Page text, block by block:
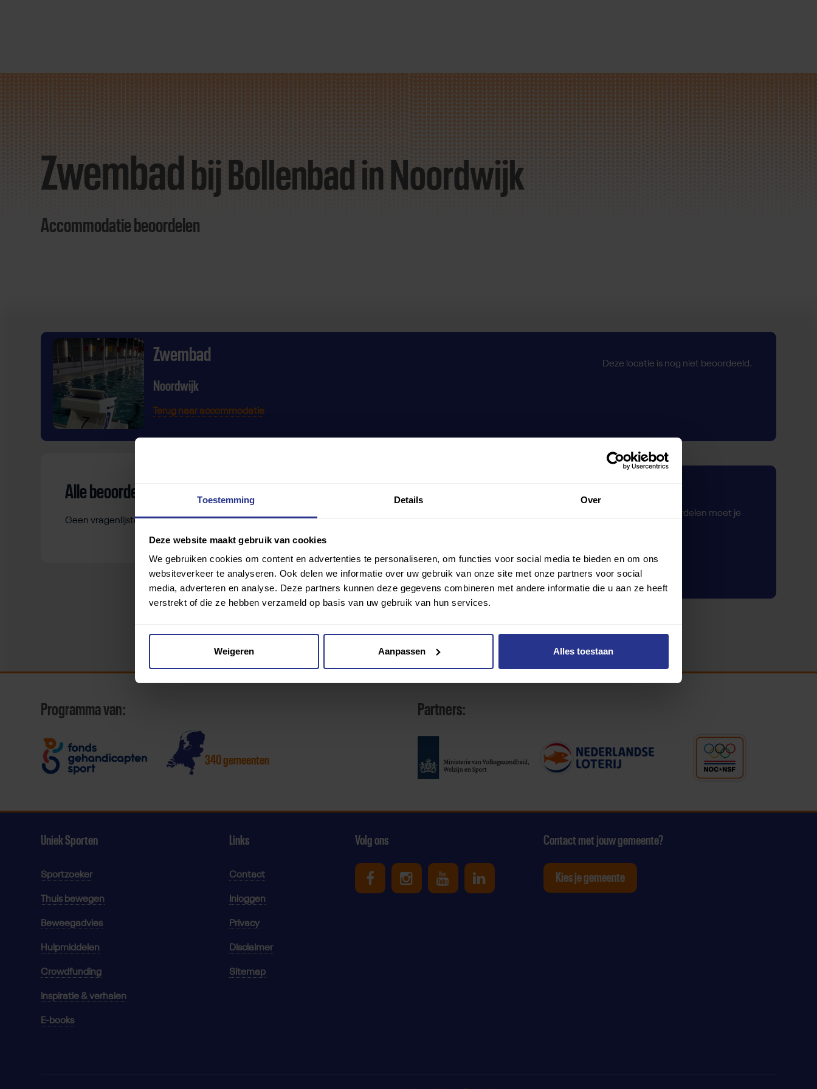
Toestemming Details Over
Deze website maakt gebruik van cookies
We gebruiken cookies om content en advertenties te personaliseren, om functies voor social media te bieden en om ons
websiteverkeer te analyseren. Ook delen we informatie over uw gebruik van onze site met onze partners voor social
media, adverteren en analyse. Deze partners kunnen deze gegevens combineren met andere informatie die u aan ze heeft
verstrekt of die ze hebben verzameld op basis van uw gebruik van hun services.
Weigeren Aanpassen Alles toestaan
Direct
door
contentZwembad bij Bollenbad in Noordwijk
Accommodatie beoordelen
Zwembad
Noordwijk
Terug naar accommodatie
Deze locatie is nog niet beoordeeld.
Alle beoordelingen
Geen vragenlijsten gevonden.
Om deze sportruimte te beoordelen moet je
Inloggen
Programma van:
340 gemeenten
Partners:
Uniek Sporten
Sportzoeker
Thuis bewegen
Beweegadvies
Hulpmiddelen
Crowdfunding
Inspiratie & verhalen
E-books
Links
Contact
Inloggen
Privacy
Disclaimer
Sitemap
Volg ons
Uniek Sporten op Facebook
Uniek Sporten op Instagram
Uniek Sporten op Youtube
Uniek Sporten op Linkedin
Contact met jouw gemeente?
Kies je gemeente